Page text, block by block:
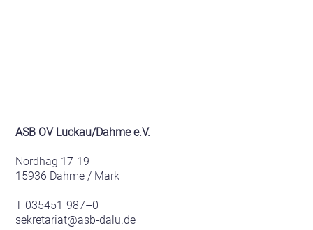
ASB OV Luckau/Dahme e.V.
Nordhag 17-19
15936 Dahme / Mark
T 035451-987–0
sekretariat@asb-dalu.de